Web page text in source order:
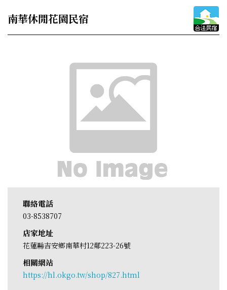
南華休閒花園民宿
聯絡電話
03-8538707
店家地址
花蓮縣吉安鄉南華村12鄰223-26號
相關網站
https://hl.okgo.tw/shop/827.html